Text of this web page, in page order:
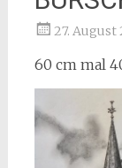
27. August
60 cm mal